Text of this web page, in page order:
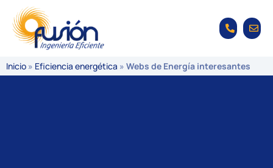
Inicio » Eficiencia energética » Webs de Energía interesantes